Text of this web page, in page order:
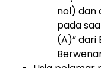
nol) dan
pada
(A)” dari